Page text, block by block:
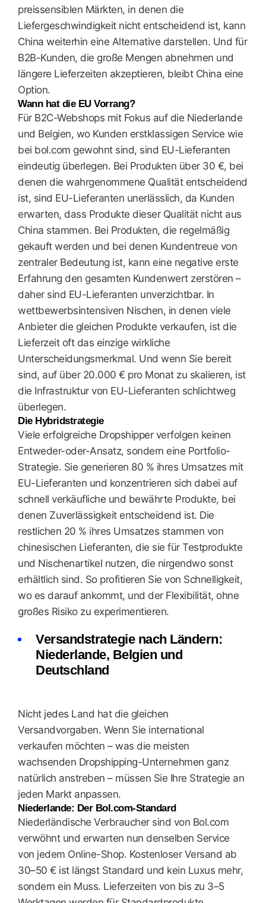
preissensiblen Märkten, in denen die
Liefergeschwindigkeit nicht entscheidend ist, kann
China weiterhin eine Alternative darstellen. Und für
B2B-Kunden, die große Mengen abnehmen und
längere Lieferzeiten akzeptieren, bleibt China eine
Option.
Wann hat die EU Vorrang?
Für B2C-Webshops mit Fokus auf die Niederlande
und Belgien, wo Kunden erstklassigen Service wie
bei bol.com gewohnt sind, sind EU-Lieferanten
eindeutig überlegen. Bei Produkten über 30 €, bei
denen die wahrgenommene Qualität entscheidend
ist, sind EU-Lieferanten unerlässlich, da Kunden
erwarten, dass Produkte dieser Qualität nicht aus
China stammen. Bei Produkten, die regelmäßig
gekauft werden und bei denen Kundentreue von
zentraler Bedeutung ist, kann eine negative erste
Erfahrung den gesamten Kundenwert zerstören –
daher sind EU-Lieferanten unverzichtbar. In
wettbewerbsintensiven Nischen, in denen viele
Anbieter die gleichen Produkte verkaufen, ist die
Lieferzeit oft das einzige wirkliche
Unterscheidungsmerkmal. Und wenn Sie bereit
sind, auf über 20.000 € pro Monat zu skalieren, ist
die Infrastruktur von EU-Lieferanten schlichtweg
überlegen.
Die Hybridstrategie
Viele erfolgreiche Dropshipper verfolgen keinen
Entweder-oder-Ansatz, sondern eine Portfolio-
Strategie. Sie generieren 80 % ihres Umsatzes mit
EU-Lieferanten und konzentrieren sich dabei auf
schnell verkäufliche und bewährte Produkte, bei
denen Zuverlässigkeit entscheidend ist. Die
restlichen 20 % ihres Umsatzes stammen von
chinesischen Lieferanten, die sie für Testprodukte
und Nischenartikel nutzen, die nirgendwo sonst
erhältlich sind. So profitieren Sie von Schnelligkeit,
wo es darauf ankommt, und der Flexibilität, ohne
großes Risiko zu experimentieren.
Versandstrategie nach Ländern:
Niederlande, Belgien und
Deutschland
Nicht jedes Land hat die gleichen
Versandvorgaben. Wenn Sie international
verkaufen möchten – was die meisten
wachsenden Dropshipping-Unternehmen ganz
natürlich anstreben – müssen Sie Ihre Strategie an
jeden Markt anpassen.
Niederlande: Der Bol.com-Standard
Niederländische Verbraucher sind von Bol.com
verwöhnt und erwarten nun denselben Service
von jedem Online-Shop. Kostenloser Versand ab
30–50 € ist längst Standard und kein Luxus mehr,
sondern ein Muss. Lieferzeiten von bis zu 3–5